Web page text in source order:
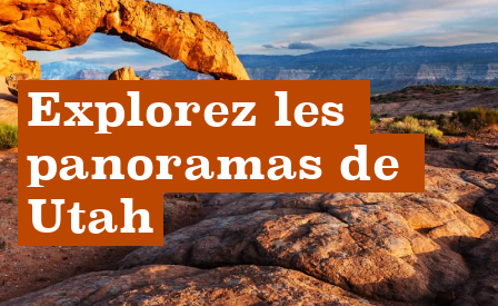
Explorez les
panoramas de
Utah